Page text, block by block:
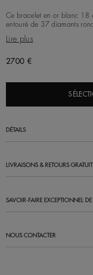
Ce bracelet en or blanc 18
entouré de 37 diamants
total d’environ 0,16 carat.
Lire plus
2700 €
DÉTAILS
LIVRAISONS & RETOURS
SAVOIR-FAIRE EXCEPTIONNEL DE
NOUS CONTACTER